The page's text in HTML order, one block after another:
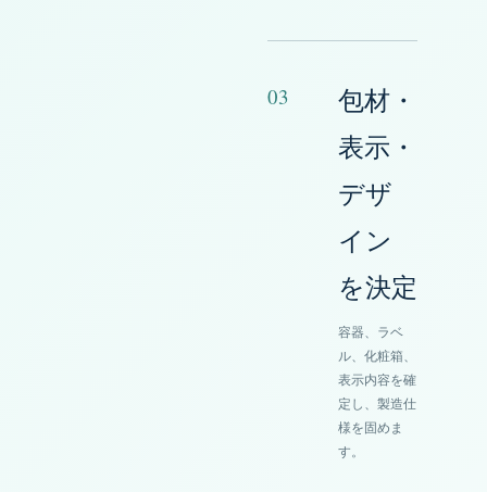
03
包材・
表示・
デザ
イン
を決定
容器、ラベ
ル、化粧箱、
表示内容を確
定し、製造仕
様を固めま
す。